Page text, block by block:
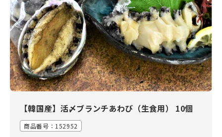
【韓国産】活〆ブランチあわび（生食用） 10個
商品番号：152952